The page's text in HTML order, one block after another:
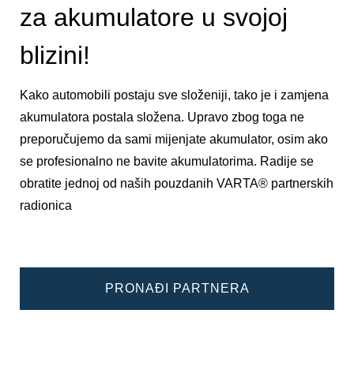
za akumulatore u svojoj
blizini!
Kako automobili postaju sve složeniji, tako je i zamjena
akumulatora postala složena. Upravo zbog toga ne
preporučujemo da sami mijenjate akumulator, osim ako
se profesionalno ne bavite akumulatorima. Radije se
obratite jednoj od naših pouzdanih VARTA® partnerskih
radionica
PRONAĐI PARTNERA